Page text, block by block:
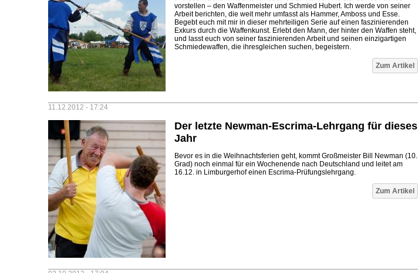
vorstellen – den Waffenmeister und Schmied Hubert. Ich werde von seiner
Arbeit berichten, die weit mehr umfasst als Hammer, Amboss und Esse.
Begebt euch mit mir in dieser mehrteiligen Serie auf einen faszinierenden
Exkurs durch die Waffenkunst. Erlebt den Mann, der hinter den Waffen steht,
und lasst euch von seiner faszinierenden Arbeit und seinen einzigartigen
Schmiedewaffen, die ihresgleichen suchen, begeistern.
Zum Artikel
11.12.2012 - 17:24
Der letzte Newman-Escrima-Lehrgang für dieses
Jahr
Bevor es in die Weihnachtsferien geht, kommt Großmeister Bill Newman (10.
Grad) noch einmal für ein Wochenende nach Deutschland und leitet am
16.12. in Limburgerhof einen Escrima-Prüfungslehrgang.
Zum Artikel